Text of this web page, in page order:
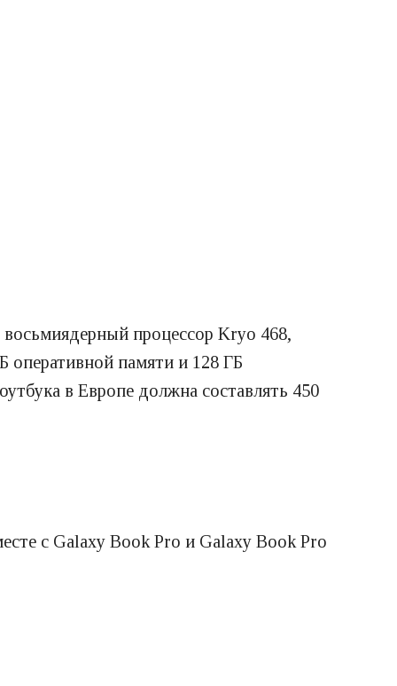
процессор Kryo 468,
оперативной памяти и 128 ГБ
в Европе должна составлять 450
с Galaxy Book Pro и Galaxy Book Pro